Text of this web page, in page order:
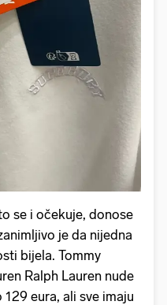
se i očekuje, donose
je da nijedna
bijela. Tommy
Ralph Lauren nude
eura, ali sve imaju